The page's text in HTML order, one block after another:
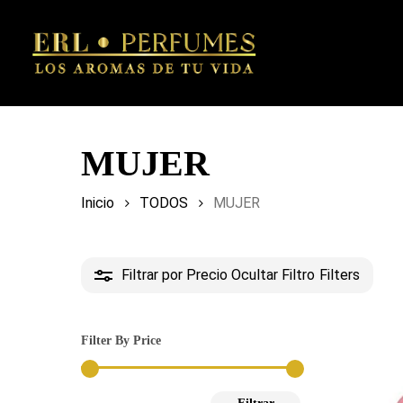
MUJER
Inicio TODOS MUJER
Filtrar por Precio Ocultar Filtro Filters
Filter By Price